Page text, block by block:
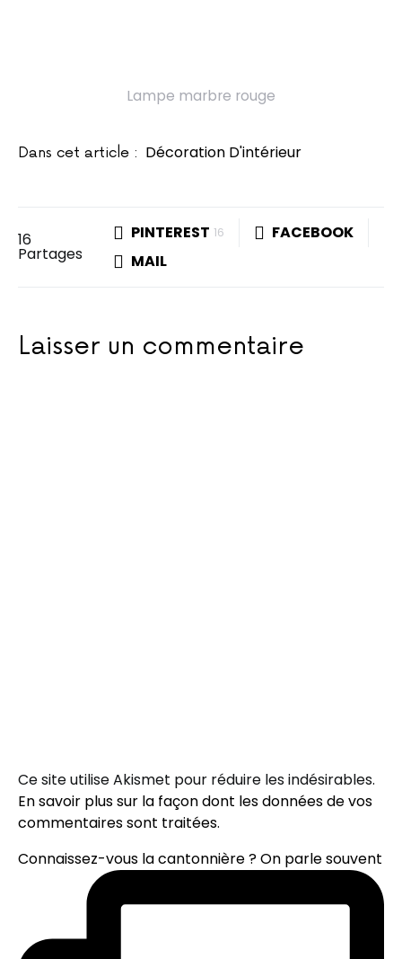
Lampe marbre rouge
Dans cet article : Décoration D'intérieur
16
Partages
PINTEREST 16
FACEBOOK
MAIL
Laisser un commentaire
Ce site utilise Akismet pour réduire les indésirables.
En savoir plus sur la façon dont les données de vos
commentaires sont traitées.
Connaissez-vous la cantonnière ? On parle souvent